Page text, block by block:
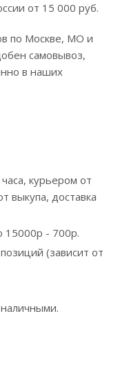
от 15 000 руб.
по Москве, МО и
самовывоз,
в наших
курьером от
выкупа, доставка
15000р - 700р.
(зависит от